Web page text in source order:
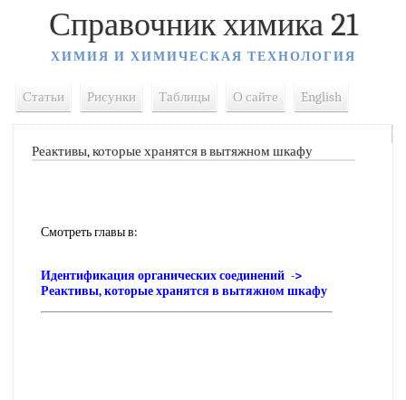
Справочник химика 21
ХИМИЯ И ХИМИЧЕСКАЯ ТЕХНОЛОГИЯ
Статьи Рисунки Таблицы О сайте English
Реактивы, которые хранятся в вытяжном шкафу
Смотреть главы в:
Идентификация органических соединений ->
Реактивы, которые хранятся в вытяжном шкафу